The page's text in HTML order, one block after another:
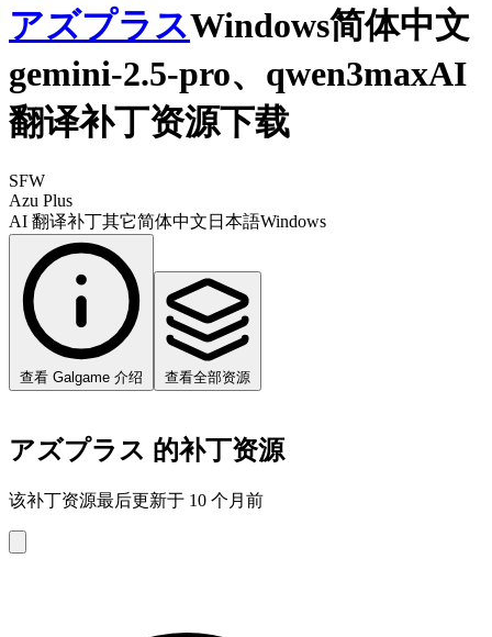
アズプラスWindows简体中文
gemini-2.5-pro、qwen3maxAI
翻译补丁资源下载
SFW
Azu Plus
AI 翻译补丁其它简体中文 日本語Windows
查看 Galgame 介绍 查看全部资源
アズプラス 的补丁资源
该补丁资源最后更新于 10 个月前